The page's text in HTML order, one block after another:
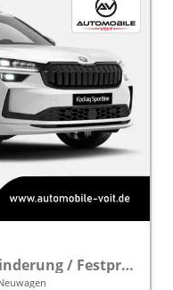
Sportline 100% Schwerbehinderung / Festpreisgarantie* Modelljahr 2.0 TDI 150 PS DSG "Sonderangebot bei Schwerbehinderung" frei konfigurierbar!